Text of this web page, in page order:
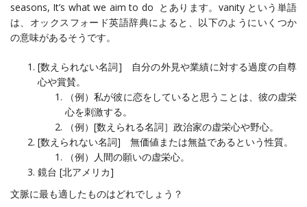
seasons, It’s what we aim to do とあります。vanity という単語
は、オックスフォード英語辞典によると、以下のようにいくつか
の意味があるそうです。
[数えられない名詞] 自分の外見や業績に対する過度の自尊
心や賞賛。
（例）私が彼に恋をしていると思うことは、彼の虚栄
心を刺激する。
（例）[数えられる名詞］政治家の虚栄心や野心。
[数えられない名詞] 無価値または無益であるという性質。
（例）人間の願いの虚栄心。
鏡台 [北アメリカ]
文脈に最も適したものはどれでしょう？